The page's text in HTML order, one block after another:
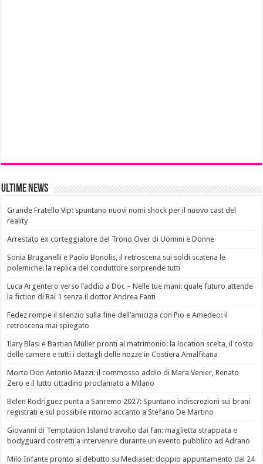
Ultime News
Grande Fratello Vip: spuntano nuovi nomi shock per il nuovo cast del
reality
Arrestato ex corteggiatore del Trono Over di Uomini e Donne
Sonia Bruganelli e Paolo Bonolis, il retroscena sui soldi scatena le
polemiche: la replica del conduttore sorprende tutti
Luca Argentero verso l’addio a Doc – Nelle tue mani: quale futuro attende
la fiction di Rai 1 senza il dottor Andrea Fanti
Fedez rompe il silenzio sulla fine dell’amicizia con Pio e Amedeo: il
retroscena mai spiegato
Ilary Blasi e Bastian Müller pronti al matrimonio: la location scelta, il costo
delle camere e tutti i dettagli delle nozze in Costiera Amalfitana
Morto Don Antonio Mazzi: il commosso addio di Mara Venier, Renato
Zero e il lutto cittadino proclamato a Milano
Belen Rodriguez punta a Sanremo 2027: Spuntano indiscrezioni sui brani
registrati e sul possibile ritorno accanto a Stefano De Martino
Giovanni di Temptation Island travolto dai fan: maglietta strappata e
bodyguard costretti a intervenire durante un evento pubblico ad Adrano
Milo Infante pronto al debutto su Mediaset: doppio appuntamento dal 24